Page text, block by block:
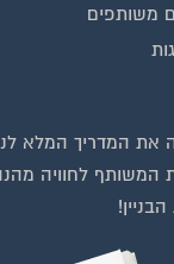
משותפים
את המדריך המלא
המשותף לחוויה